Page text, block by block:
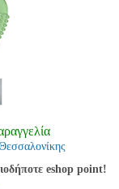
eshop point!